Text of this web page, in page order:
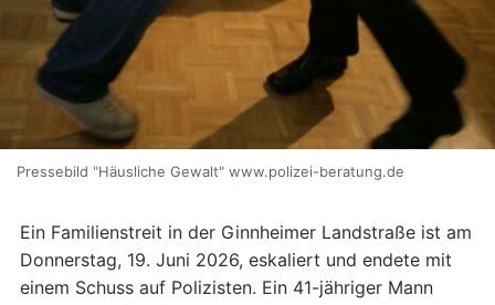
Pressebild "Häusliche Gewalt" www.polizei-beratung.de
Ein Familienstreit in der Ginnheimer Landstraße ist am
Donnerstag, 19. Juni 2026, eskaliert und endete mit
einem Schuss auf Polizisten. Ein 41-jähriger Mann